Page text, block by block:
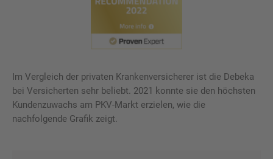
Im Vergleich der privaten Krankenversicherer ist die Debeka
bei Versicherten sehr beliebt. 2021 konnte sie den höchsten
Kundenzuwachs am PKV-Markt erzielen, wie die
nachfolgende Grafik zeigt.